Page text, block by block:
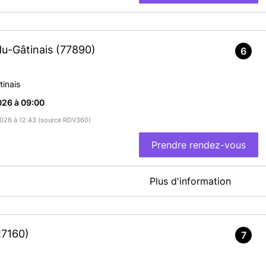
le numéro de celle-ci, pour le jour du rendez-vous. La
ou périmée depuis moins de 5 ans.
d'acte de naissance de moins de 3 mois à demander à
à la dématérialisation :
divorce + photocopie
justificatif de domicile des 2 parents + photocopies
assurance habitation).
de les imprimer.
Gâtinais (77890)
à 09:00
à 12:43 (source RDV360)
Prendre rendez-vous
6
En savoir plus
Plus d'information
7